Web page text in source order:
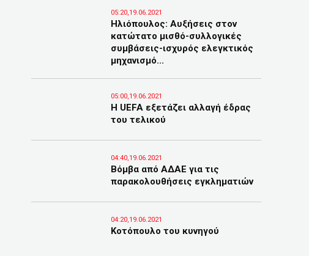
05:20,19.06.2021
Ηλιόπουλος: Αυξήσεις στον
κατώτατο μισθό-συλλογικές
συμβάσεις-ισχυρός ελεγκτικός
μηχανισμό...
05:00,19.06.2021
Η UEFA εξετάζει αλλαγή έδρας
του τελικού
04:40,19.06.2021
Βόμβα από ΑΔΑΕ για τις
παρακολουθήσεις εγκληματιών
04:20,19.06.2021
Κοτόπουλο του κυνηγού